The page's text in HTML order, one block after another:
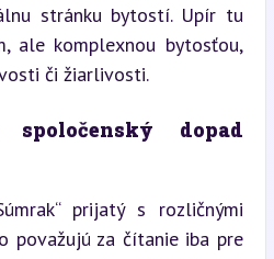
stránku bytostí. Upír tu
ale komplexnou bytosťou,
či žiarlivosti.
dopad
prijatý s rozličnými
považujú za čítanie iba pre